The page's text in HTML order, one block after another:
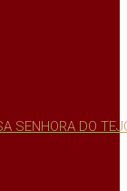
SENHORA DO